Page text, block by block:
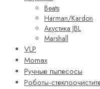
Beats
Harman/Kardon
Акустика JBL
Marshall
VLP
Momax
Ручные пылесосы
Роботы-